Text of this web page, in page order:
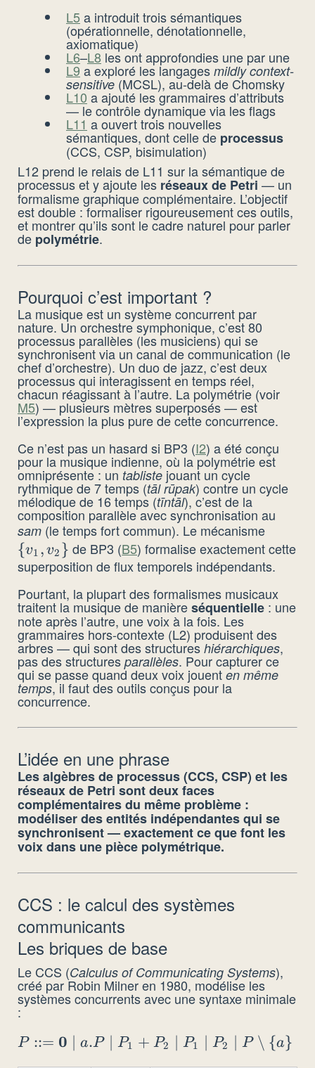
L5a introduit trois sémantiques
(opérationnelle, dénotationnelle,
axiomatique)
L6–L8 les ont approfondies une par une
L9a exploré les langages mildly context-
sensitive (MCSL), au-delà de Chomsky
L10 a ajouté les grammaires d’attributs
— le contrôle dynamique via les flags
L11 a ouvert trois nouvelles
sémantiques, dont celle de processus
(CCS, CSP, bisimulation)
L12 prend le relais de L11 sur la sémantique de
processus et y ajoute les réseaux de Petri — un
formalisme graphique complémentaire. L’objectif
est double : formaliser rigoureusement ces outils,
et montrer qu’ils sont le cadre naturel pour parler
de polymétrie.
Pourquoi c’est important ?
La musique est un système concurrent par
nature. Un orchestre symphonique, c’est 80
processus parallèles (les musiciens) qui se
synchronisent via un canal de communication (le
chef d’orchestre). Un duo de jazz, c’est deux
processus qui interagissent en temps réel,
chacun réagissant à l’autre. La polymétrie (voir
M5) — plusieurs mètres superposés — est
l’expression la plus pure de cette concurrence.
Ce n’est pas un hasard si BP3 (I2) a été conçu
pour la musique indienne, où la polymétrie est
omniprésente : un tabliste jouant un cycle
rythmique de 7 temps (tāl rūpak) contre un cycle
mélodique de 16 temps (tīntāl), c’est de la
composition parallèle avec synchronisation au
sam (le temps fort commun). Le mécanisme
{v_1,
v_2\}
{v1 , v2 } de BP3 (B5) formalise exactement cette
superposition de flux temporels indépendants.
Pourtant, la plupart des formalismes musicaux
traitent la musique de manièreséquentielle : une
note après l’autre, une voix à la fois. Les
grammaires hors-contexte (L2) produisent des
arbres — qui sont des structures hiérarchiques,
pas des structures parallèles. Pour capturer ce
qui se passe quand deux voix jouent en même
temps, il faut des outils conçus pour la
concurrence.
L’idée en une phrase
Les algèbres de processus (CCS, CSP) et les
réseaux de Petri sont deux faces
complémentaires du même problème :
modéliser des entités indépendantes qui se
synchronisent — exactement ce que font les
voix dans une pièce polymétrique.
CCS : le calcul des systèmes
communicants
Les briques de base
Le CCS (Calculus of Communicating Systems),
créé par Robin Milner en 1980, modélise les
systèmes concurrents avec une syntaxe minimale
:
P ::=
P ::= 0 ∣ a.P ∣ P1 + P2 ∣ P1 ∣ P2 ∣ P ∖ {a}